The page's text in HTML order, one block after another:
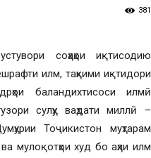
381
соҳаҳои иқтисодию
илм, таҳкими иқтидори
баландихтисоси илмӣ
сулҳу ваҳдати миллӣ –
Тоҷикистон муҳтарам
мулоқотҳои худ бо аҳли илм